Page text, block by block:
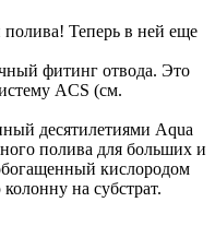
Теперь в ней еще
фитинг отвода. Это
ACS (cм.
десятилетиями Aqua
полива для больших и
кислородом
на субстрат.